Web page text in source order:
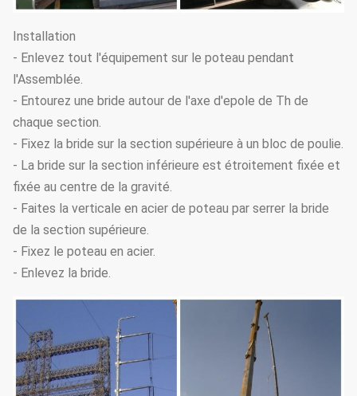
Installation
- Enlevez tout l'équipement sur le poteau pendant
l'Assemblée.
- Entourez une bride autour de l'axe d'epole de Th de
chaque section.
- Fixez la bride sur la section supérieure à un bloc de poulie.
- La bride sur la section inférieure est étroitement fixée et
fixée au centre de la gravité.
- Faites la verticale en acier de poteau par serrer la bride
de la section supérieure.
- Fixez le poteau en acier.
- Enlevez la bride.